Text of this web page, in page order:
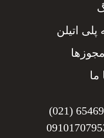
اتیلن
ما